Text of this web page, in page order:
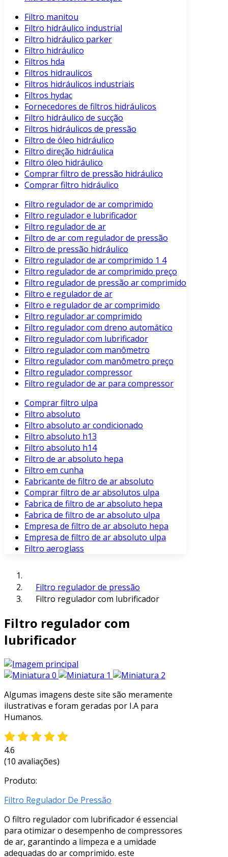
Filtro manitou
Filtro hidráulico industrial
Filtro hidráulico parker
Filtro hidráulico
Filtros hda
Filtros hidraulicos
Filtros hidráulicos industriais
Filtros hydac
Fornecedores de filtros hidráulicos
Filtro hidráulico de sucção
Filtros hidráulicos de pressão
Filtro de óleo hidráulico
Filtro direção hidráulica
Filtro óleo hidráulico
Comprar filtro de pressão hidráulico
Comprar filtro hidráulico
Filtro regulador de ar comprimido
Filtro regulador e lubrificador
Filtro regulador de ar
Filtro de ar com regulador de pressão
Filtro de pressão hidráulico
Filtro regulador de ar comprimido 1 4
Filtro regulador de ar comprimido preço
Filtro regulador de pressão ar comprimido
Filtro e regulador de ar
Filtro e regulador de ar comprimido
Filtro regulador ar comprimido
Filtro regulador com dreno automático
Filtro regulador com lubrificador
Filtro regulador com manômetro
Filtro regulador com manômetro preço
Filtro regulador compressor
Filtro regulador de ar para compressor
Comprar filtro ulpa
Filtro absoluto
Filtro absoluto ar condicionado
Filtro absoluto h13
Filtro absoluto h14
Filtro de ar absoluto hepa
Filtro em cunha
Fabricante de filtro de ar absoluto
Comprar filtro de ar absolutos ulpa
Fabrica de filtro de ar absoluto hepa
Fabrica de filtro de ar absoluto ulpa
Empresa de filtro de ar absoluto hepa
Empresa de filtro de ar absoluto ulpa
Filtro aeroglass
Filtro regulador de pressão
Filtro regulador com lubrificador
Filtro regulador com
lubrificador
Algumas imagens deste site são meramente
ilustrativas e foram geradas por I.A para
Humanos.
4.6
(10 avaliações)
Produto:
Filtro Regulador De Pressão
O filtro regulador com lubrificador é essencial
para otimizar o desempenho de compressores
de ar, garantindo a limpeza e a umidade
adequadas do ar comprimido. este